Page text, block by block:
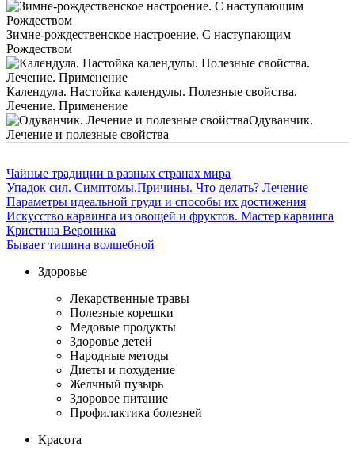
Зимне-рождественское настроение. С наступающим
Рождеством
Календула. Настойка календулы. Полезные свойства.
Лечение. Применение
Одуванчик.
Лечение и полезные свойства
Чайные традиции в разных странах мира
Упадок сил. Симптомы.Причины. Что делать? Лечение
Параметры идеальной груди и способы их достижения
Искусство карвинга из овощей и фруктов. Мастер карвинга
Кристина Вероника
Бывает тишина волшебной
Здоровье
Лекарственные травы
Полезные корешки
Медовые продукты
Здоровье детей
Народные методы
Диеты и похудение
Желчный пузырь
Здоровое питание
Профилактика болезней
Красота